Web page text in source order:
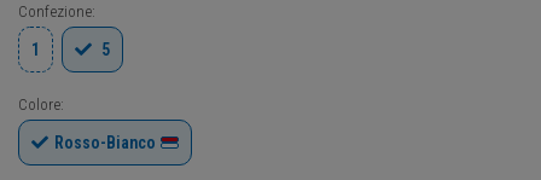
Confezione:
1
5
Colore:
Rosso-Bianco